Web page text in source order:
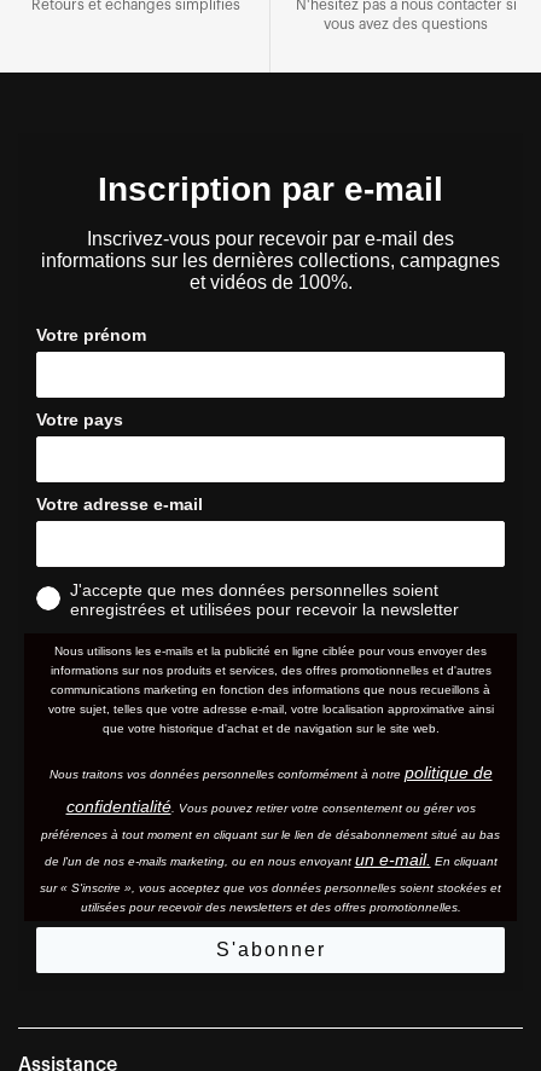
Retours et échanges simplifiés
N'hésitez pas à nous contacter si
vous avez des questions
Inscription par e-mail
Inscrivez-vous pour recevoir par e-mail des
informations sur les dernières collections, campagnes
et vidéos de 100%.
Votre prénom
Votre pays
Votre adresse e-mail
J'accepte que mes données personnelles soient
enregistrées et utilisées pour recevoir la newsletter
Nous utilisons les e-mails et la publicité en ligne ciblée pour vous envoyer des
informations sur nos produits et services, des offres promotionnelles et d'autres
communications marketing en fonction des informations que nous recueillons à
votre sujet, telles que votre adresse e-mail, votre localisation approximative ainsi
que votre historique d'achat et de navigation sur le site web.
Nous traitons vos données personnelles conformément à notre politique de
confidentialité. Vous pouvez retirer votre consentement ou gérer vos
préférences à tout moment en cliquant sur le lien de désabonnement situé au bas
de l'un de nos e-mails marketing, ou en nous envoyant un e-mail. En cliquant
sur « S'inscrire », vous acceptez que vos données personnelles soient stockées et
utilisées pour recevoir des newsletters et des offres promotionnelles.
S'abonner
Assistance